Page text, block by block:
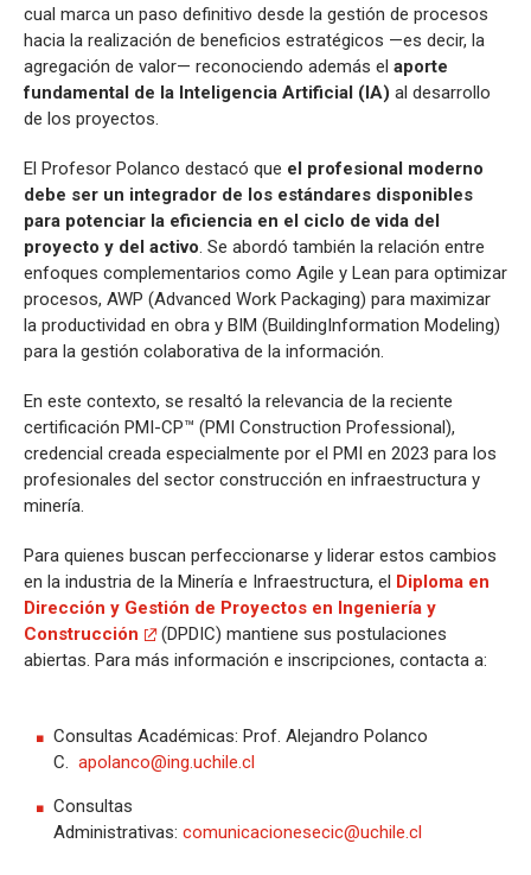
cual marca un paso definitivo desde la gestión de procesos
hacia la realización de beneficios estratégicos —es decir, la
agregación de valor— reconociendo además el aporte
fundamental de la Inteligencia Artificial (IA) al desarrollo
de los proyectos.
El Profesor Polanco destacó que el profesional moderno
debe ser un integrador de los estándares disponibles
para potenciar la eficiencia en el ciclo de vida del
proyecto y del activo. Se abordó también la relación entre
enfoques complementarios como Agile y Lean para optimizar
procesos, AWP (Advanced Work Packaging) para maximizar
la productividad en obra y BIM (BuildingInformation Modeling)
para la gestión colaborativa de la información.
En este contexto, se resaltó la relevancia de la reciente
certificación PMI-CP™ (PMI Construction Professional),
credencial creada especialmente por el PMI en 2023 para los
profesionales del sector construcción en infraestructura y
minería.
Para quienes buscan perfeccionarse y liderar estos cambios
en la industria de la Minería e Infraestructura, el Diploma en
Dirección y Gestión de Proyectos en Ingeniería y
Construcción
(DPDIC) mantiene sus postulaciones
abiertas. Para más información e inscripciones, contacta a:
Consultas Académicas: Prof. Alejandro Polanco
C. apolanco@ing.uchile.cl
Consultas
Administrativas: comunicacionesecic@uchile.cl